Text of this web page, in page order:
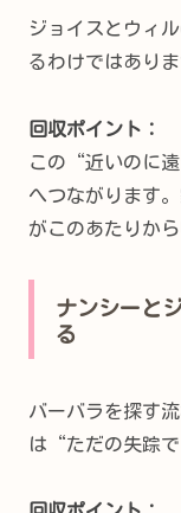
ジョイスとウィ
るわけではありま
回収ポイント：
この“近いのに
へつながります
がこのあたりか
ナンシーと
る
バーバラを探す
は“ただの失踪